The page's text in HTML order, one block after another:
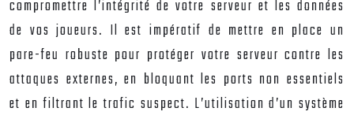
compromettre l’intégrité de votre serveur et les données
de vos joueurs. Il est impératif de mettre en place un
pare-feu robuste pour protéger votre serveur contre les
attaques externes, en bloquant les ports non essentiels
et en filtrant le trafic suspect. L’utilisation d’un système